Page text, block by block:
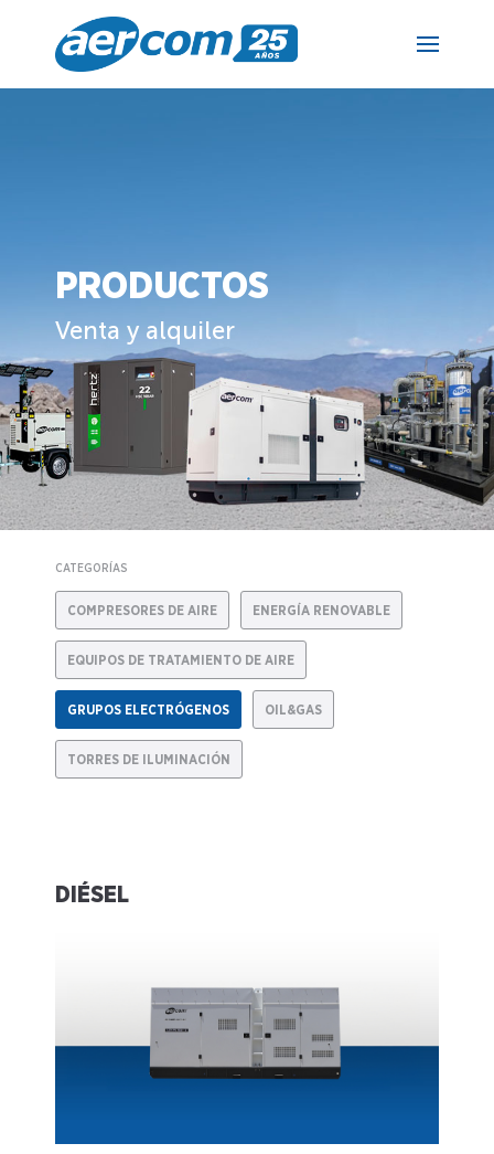
PRODUCTOS
Venta y alquiler
CATEGORÍAS
COMPRESORES DE AIRE ENERGÍA RENOVABLE
EQUIPOS DE TRATAMIENTO DE AIRE
GRUPOS ELECTRÓGENOS OIL&GAS
TORRES DE ILUMINACIÓN
DIÉSEL